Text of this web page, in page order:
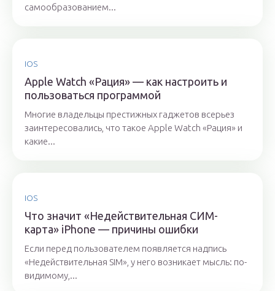
самообразованием...
IOS
Apple Watch «Рация» — как настроить и
пользоваться программой
Многие владельцы престижных гаджетов всерьез
заинтересовались, что такое Apple Watch «Рация» и
какие...
IOS
Что значит «Недействительная СИМ-
карта» iPhone — причины ошибки
Если перед пользователем появляется надпись
«Недействительная SIM», у него возникает мысль: по-
видимому,...